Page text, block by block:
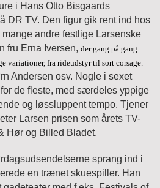
i Hans Otto Bisgaards
DR TV. Den figur gik rent ind hos
andre festlige Larsenske
fru Erna Iversen, der gang på gang
variationer, fra rideudstyr til sort corsage.
Andersen osv. Nogle i sexet
de fleste, med særdeles yppige
og løssluppent tempo. Tjener
Larsen prisen som årets TV-
Hør og Billed Bladet.
sprang ind i
en trænet skuespiller. Han